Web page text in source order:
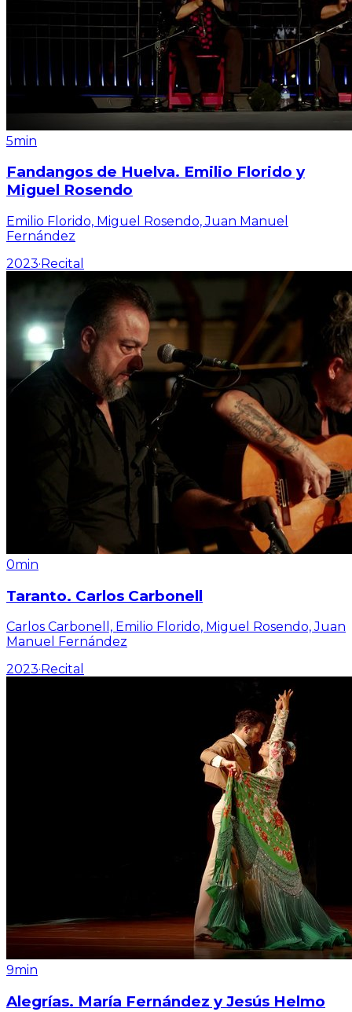
5min
Fandangos de Huelva. Emilio Florido y
Miguel Rosendo
Emilio Florido, Miguel Rosendo, Juan Manuel
Fernández
2023·Recital
0min
Taranto. Carlos Carbonell
Carlos Carbonell, Emilio Florido, Miguel Rosendo, Juan
Manuel Fernández
2023· Recital
9min
Alegrías. María Fernández y Jesús Helmo